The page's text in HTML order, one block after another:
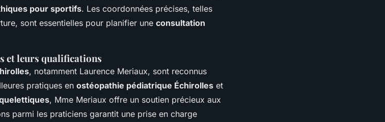
pour sportifs. Les coordonnées précises, telles
sont essentielles pour planifier une consultation
et leurs qualifications
, notamment Laurence Meriaux, sont reconnus
pratiques en ostéopathie pédiatrique Échirolles et
, Mme Meriaux offre un soutien précieux aux
parmi les praticiens garantit une prise en charge